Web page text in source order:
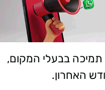
תמיכה בבעלי המקום,
האחרון.